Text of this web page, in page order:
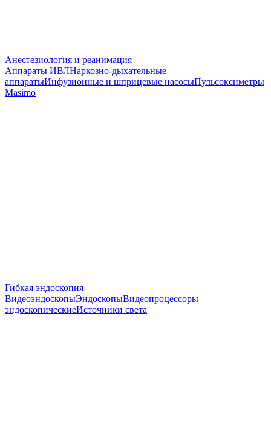
Анестезиология и реанимация
Аппараты ИВЛНаркозно-дыхательные
аппаратыИнфузионные и шприцевые насосыПульсоксиметры
Masimo
Гибкая эндоскопия
ВидеоэндоскопыЭндоскопыВидеопроцессоры
эндоскопическиеИсточники света